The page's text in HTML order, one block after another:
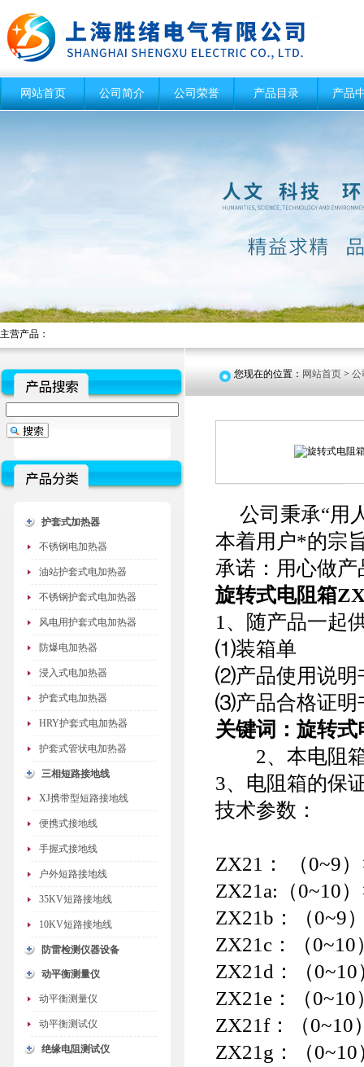
网站首页 公司简介 公司荣誉 产品目录 产品
主营产品：
护套式加热器
不锈钢电加热器
油站护套式电加热器
不锈钢护套式电加热器
风电用护套式电加热器
防爆电加热器
浸入式电加热器
护套式电加热器
HRY护套式电加热器
护套式管状电加热器
三相短路接地线
XJ携带型短路接地线
便携式接地线
手握式接地线
户外短路接地线
35KV短路接地线
10KV短路接地线
防雷检测仪器设备
动平衡测量仪
动平衡测量仪
动平衡测试仪
绝缘电阻测试仪
您现在的位置： 网站首页 > 公
公司秉承“用
本着用户*的宗
承诺：用心做
旋转式电阻箱
1、随产品一起
⑴装箱单
⑵产品使用说明
⑶产品合格证明
关键词：旋转
2、本电阻箱
3、电阻箱的保
技术参数：
ZX21： （0~9
ZX21a:（0~10
ZX21b：（0~9
ZX21c：（
ZX21d：（
ZX21e：（
ZX21f：（0~10
ZX21g：（